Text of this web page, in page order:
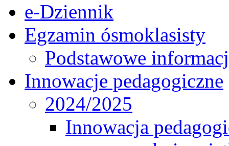
e-Dziennik
Egzamin ósmoklasisty
Podstawowe
Innowacje pedagogiczne
2024/2025
Innowacja